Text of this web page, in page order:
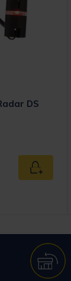
DS
Rating
Ajouter